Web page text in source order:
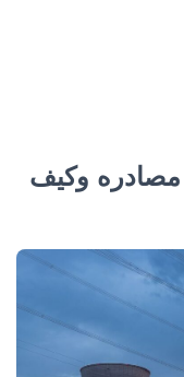
مصادره وكيف